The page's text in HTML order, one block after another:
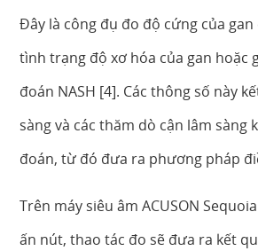
Đây là công đụ đo độ cứng của
tình trạng độ xơ hóa của gan hoặc
đoán NASH [4]. Các thông số này
sàng và các thăm dò cận lâm sàng
đoán, từ đó đưa ra phương pháp
Trên máy siêu âm ACUSON
ấn nút, thao tác đo sẽ đưa ra kết